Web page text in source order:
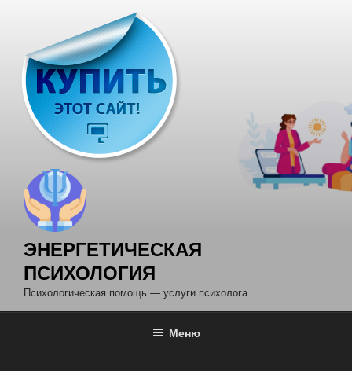
содержимому
ЭНЕРГЕТИЧЕСКАЯ
ПСИХОЛОГИЯ
Психологическая помощь — услуги психолога
Меню